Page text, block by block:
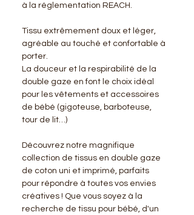
à la réglementation REACH.
Tissu extrêmement doux et léger,
agréable au touché et confortable à
porter.
La douceur et la respirabilité de la
double gaze en font le choix idéal
pour les vêtements et accessoires
de bébé (gigoteuse, barboteuse,
tour de lit…)
Découvrez notre magnifique
collection de tissus en double gaze
de coton uni et imprimé, parfaits
pour répondre à toutes vos envies
créatives ! Que vous soyez à la
recherche de tissu pour bébé, d'un